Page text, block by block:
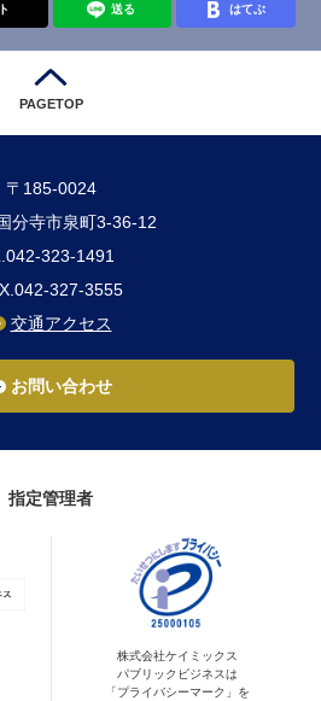
送る はてぶ
PAGETOP
185-0024
分寺市泉町3-36-12
323-1491
327-3555
交通アクセス
お問い合わせ
指定管理者
株式会社ケイミックス
パブリックビジネスは
「プライバシーマーク」を